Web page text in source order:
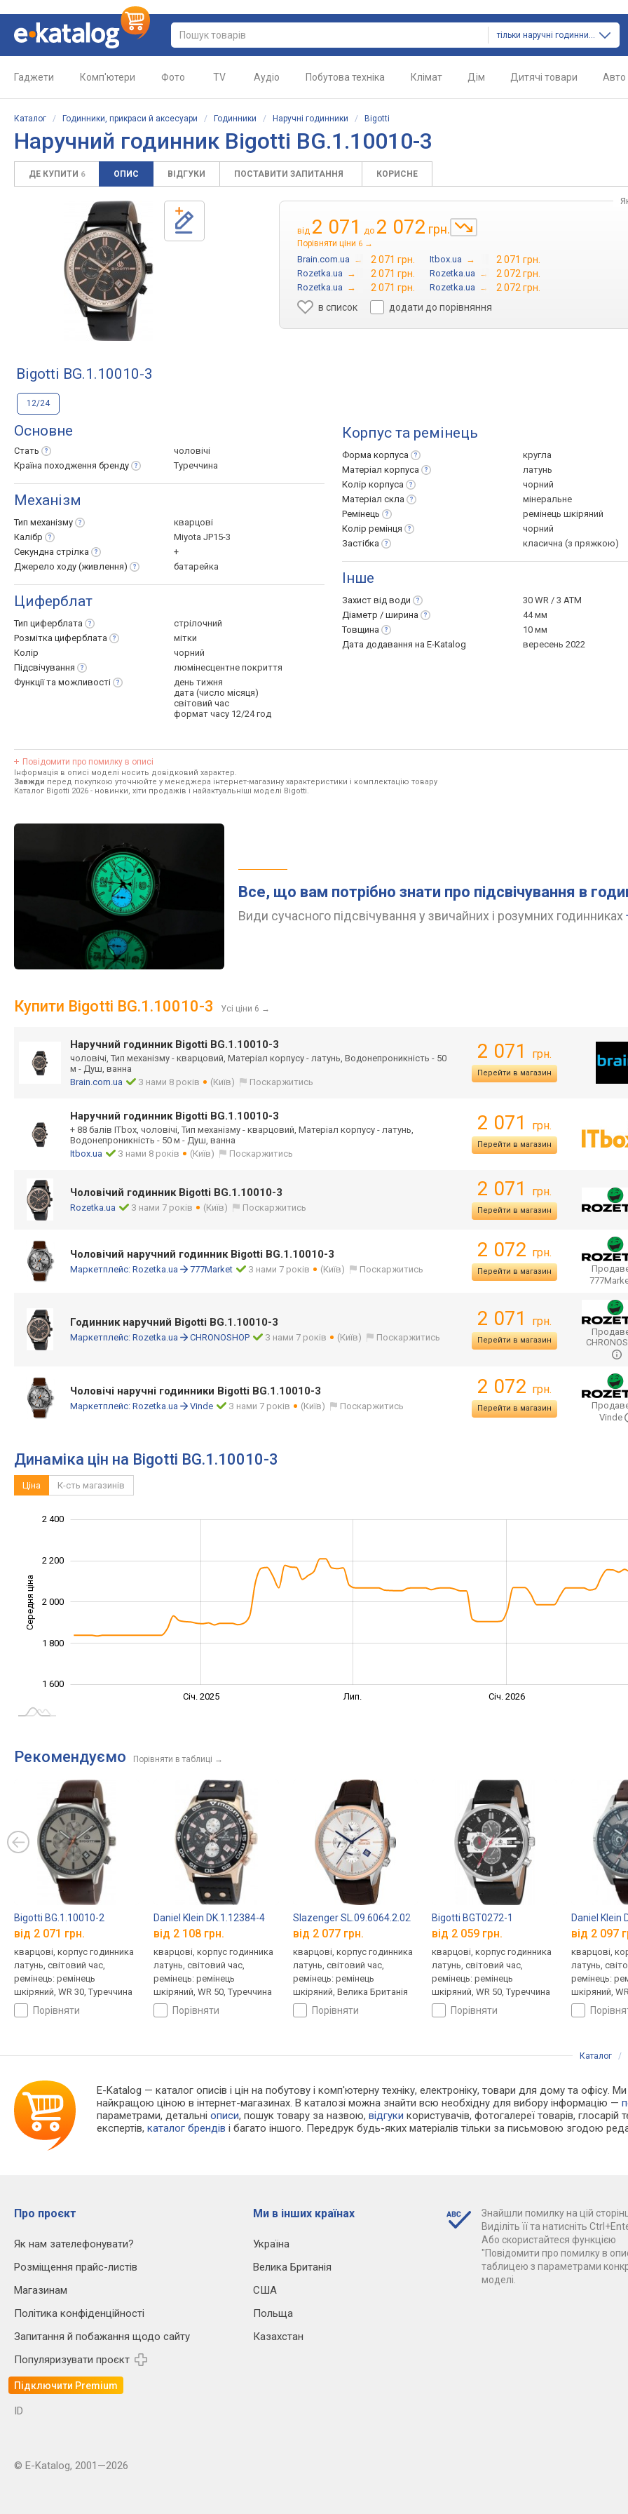
тільки наручні годинники
Гаджети Комп'ютери Фото TV Аудіо Побутова техніка Клімат Дім Дитячі товари Авто
Каталог / Годинники, прикраси й аксесуари / Годинники / Наручні годинники / Bigotti
Наручний годинник Bigotti BG.1.10010-3
ДЕ КУПИТИ 6 ОПИС ВІДГУКИ ПОСТАВИТИ ЗАПИТАННЯ КОРИСНЕ
від 2 071 до 2 072 грн.
Порівняти ціни 6 →
Brain.com.ua → 2 071 грн. Itbox.ua → 2 071 грн.
Rozetka.ua → 2 071 грн. Rozetka.ua → 2 072 грн.
Rozetka.ua → 2 071 грн. Rozetka.ua →
2 072 грн.
в список
додати до порівняння
Bigotti BG.1.10010-3
12/24
Основне
Стать
чоловічі
Країна походження бренду Туреччина
Механізм
Тип механізму
кварцові
Калібр
Miyota JP15-3
Секундна стрілка
+
Джерело ходу (живлення) батарейка
Циферблат
Тип циферблата
стрілочний
Розмітка циферблата
мітки
Колір
чорний
Підсвічування
люмінесцентне покриття
Функції та можливості
день тижня
дата (число місяця)
світовий час
формат часу 12/24 год
Корпус та ремінець
Форма корпуса
кругла
Матеріал корпуса
латунь
Колір корпуса
чорний
Матеріал скла
мінеральне
Ремінець
ремінець шкіряний
Колір ремінця
чорний
Застібка
класична (з пряжкою)
Інше
Захист від води
30 WR / 3 ATM
Діаметр / ширина
44 мм
Товщина
10 мм
Дата додавання на E-Katalog
вересень 2022
Повідомити про помилку в описі
Інформація в описі моделі носить довідковий характер.
Завжди перед покупкою уточнюйте у менеджера інтернет-магазину характеристики і комплектацію товару
Каталог Bigotti 2026 - новинки, хіти продажів і найактуальніші моделі Bigotti.
Все, що вам потрібно знати про підсвічування в
Види сучасного підсвічування у звичайних і розумних годинниках
Купити Bigotti BG.1.10010-3 Усі ціни 6 →
Наручний годинник Bigotti BG.1.10010-3
чоловічі, Тип механізму - кварцовий, Матеріал корпусу - латунь, Водонепроникність - 50
м - Душ, ванна
Brain.com.ua
З нами 8 років (Київ) Поскаржитись
2 071 грн.
Перейти в магазин
Наручний годинник Bigotti BG.1.10010-3
+ 88 балів ITbox, чоловічі, Тип механізму - кварцовий, Матеріал корпусу - латунь,
Водонепроникність - 50 м - Душ, ванна
Itbox.ua
З нами 8 років (Київ) Поскаржитись
2 071 грн.
Перейти в магазин
Чоловічий годинник Bigotti BG.1.10010-3
Rozetka.ua З нами 7 років (Київ) Поскаржитись
2 071 грн.
Перейти в магазин
Чоловічий наручний годинник Bigotti BG.1.10010-3
Маркетплейс: Rozetka.ua 777Market З нами 7 років (Київ) Поскаржитись
2 072 грн.
Перейти в магазин
Годинник наручний Bigotti BG.1.10010-3
Маркетплейс: Rozetka.ua CHRONOSHOP З нами 7 років (Київ) Поскаржитись
2 071 грн.
Перейти в магазин
Чоловічі наручні годинники Bigotti BG.1.10010-3
Маркетплейс: Rozetka.ua Vinde З нами 7 років (Київ) Поскаржитись
2 072 грн.
Перейти в магазин
Vinde
Динаміка цін на Bigotti BG.1.10010-3
Ціна К-сть магазинів
Середня ціна 1 600
1 600
1 800
2 000
2 200
2 400
Січ. 2025 Лип. Січ. 2026
Рекомендуємо Порівняти в таблиці →
Bigotti BG.1.10010-2
від 2 071 грн.
кварцові, корпус годинника
латунь, світовий час,
ремінець: ремінець
шкіряний, WR 30, Туреччина
порівняти
Daniel Klein DK.1.12384-4
від 2 108 грн.
кварцові, корпус годинника
латунь, світовий час,
ремінець: ремінець
шкіряний, WR 50, Туреччина
порівняти
Slazenger SL.09.6064.2.02
від 2 077 грн.
кварцові, корпус годинника
латунь, світовий час,
ремінець: ремінець
шкіряний, Велика Британія
порівняти
Bigotti BGT0272-1
від 2 059 грн.
кварцові, корпус годинника
латунь, світовий час,
ремінець: ремінець
шкіряний, WR 50, Туреччина
порівняти
Daniel Klein
від 2 097
кварцові,
латунь,
ремінець:
шкіряний,
Каталог /
E-Katalog — каталог описів і цін на побутову і комп'ютерну техніку, електроніку, товари для дому та офісу.
найкращою ціною в інтернет-магазинах. В каталозі можна знайти всю необхідну для вибору інформацію —
параметрами, детальніописи, пошук товару за назвою,відгуки користувачів, фотогалереї товарів, глосарій
експертів,каталог брендів і багато іншого. Передрук будь-яких матеріалів тільки за письмовою згодою
Про проєкт
Як нам зателефонувати?
Розміщення прайс-листів
Магазинам
Політика конфіденційності
Запитання й побажання щодо сайту
Популяризувати проєкт
Підключити Premium
Ми в інших країнах
Україна
Велика Британія
США
Польща
Казахстан
Знайшли помилку на цій
Виділіть її та натисніть
Або скористайтеся функцією
"Повідомити про помилку в
таблицею з параметрами
моделі.
ID
© E-Katalog, 2001—2026